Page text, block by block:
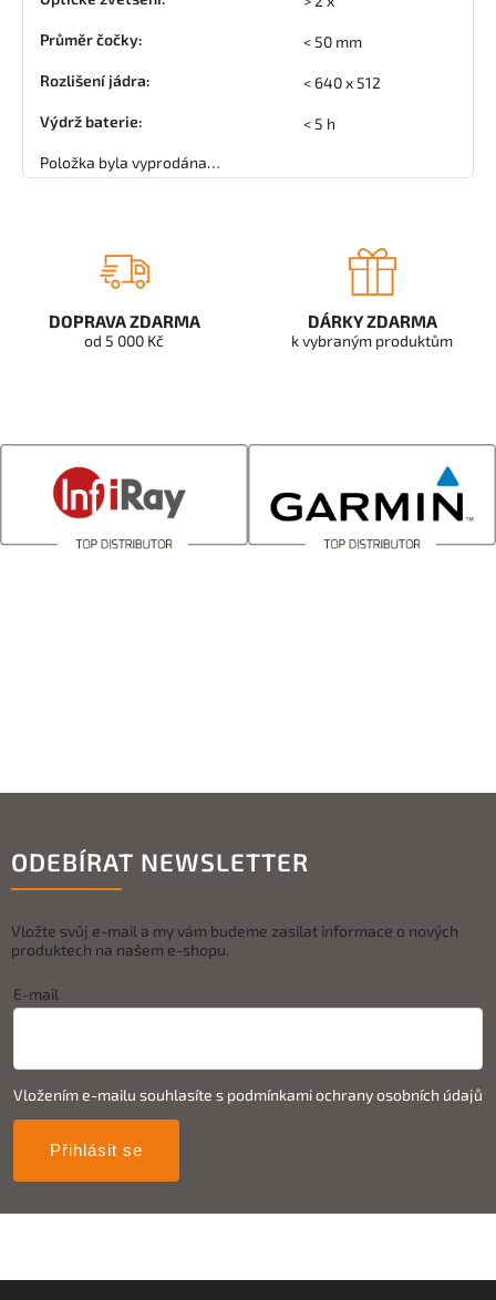
Průměr čočky: < 50 mm
Rozlišení jádra: < 640 x 512
Výdrž baterie: < 5 h
Položka byla vyprodána…
DOPRAVA ZDARMA
od 5 000 Kč
DÁRKY ZDARMA
k vybraným produktům
ODEBÍRAT NEWSLETTER
Vložte svůj e-mail a my vám budeme zasílat informace o nových
produktech na našem e-shopu.
E-mail
Vložením e-mailu souhlasíte s podmínkami ochrany osobních údajů
Přihlásit se